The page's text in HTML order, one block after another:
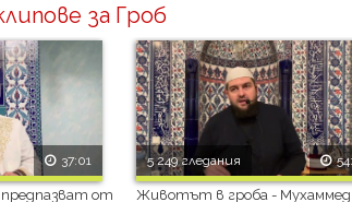
за Гроб
37:01
от
5 249 гледания
Животът в гроба - Мухаммед